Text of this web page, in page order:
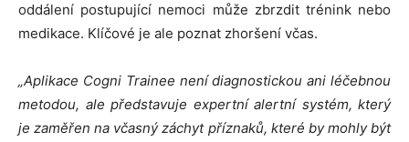
oddálení postupující nemoci může zbrzdit trénink nebo
medikace. Klíčové je ale poznat zhoršení včas.
„Aplikace Cogni Trainee není diagnostickou ani léčebnou
metodou, ale představuje expertní alertní systém, který
je zaměřen na včasný záchyt příznaků, které by mohly být